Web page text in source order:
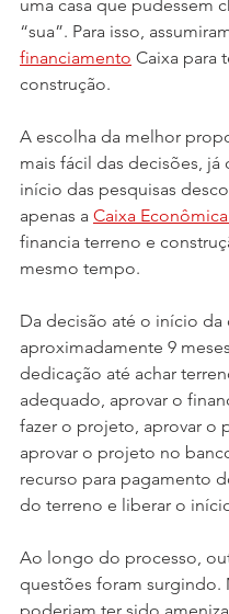
uma casa que pudessem
“sua”. Para isso,
financiamento Caixa para
construção.
A escolha da melhor
mais fácil das decisões,
início das pesquisas
apenas a Caixa
financia terreno e
mesmo tempo.
Da decisão até o início da
aproximadamente 9
dedicação até achar
adequado, aprovar o
fazer o projeto, aprovar o
aprovar o projeto no
recurso para pagamento
do terreno e liberar o
Ao longo do processo,
questões foram surgindo.